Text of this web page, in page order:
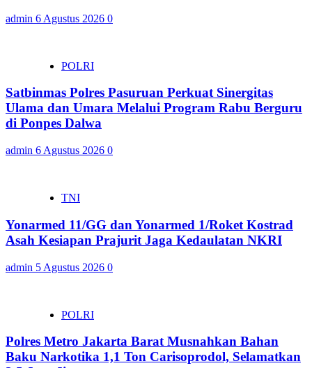
admin 6 Agustus 2026 0
POLRI
Satbinmas Polres Pasuruan Perkuat Sinergitas
Ulama dan Umara Melalui Program Rabu Berguru
di Ponpes Dalwa
admin 6 Agustus 2026 0
TNI
Yonarmed 11/GG dan Yonarmed 1/Roket Kostrad
Asah Kesiapan Prajurit Jaga Kedaulatan NKRI
admin 5 Agustus 2026 0
POLRI
Polres Metro Jakarta Barat Musnahkan Bahan
Baku Narkotika 1,1 Ton Carisoprodol, Selamatkan